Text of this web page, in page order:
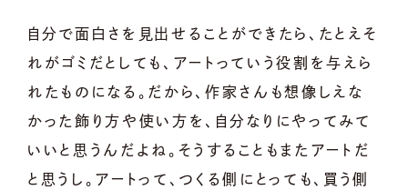
自分で面白さを見出せることができたら、たとえそ
れがゴミだとしても、アートっていう役割を与えら
れたものになる。だから、作家さんも想像しえな
かった飾り方や使い方を、自分なりにやってみて
いいと思うんだよね。そうすることもまたアートだ
と思うし。アートって、つくる側にとっても、買う側